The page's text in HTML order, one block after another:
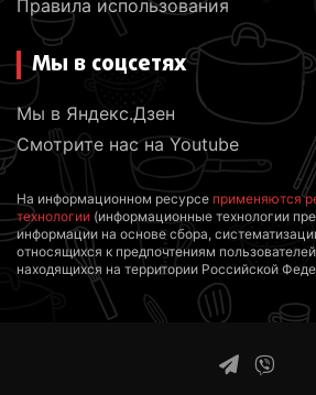
Правила использования
Мы в соцсетях
Мы в Яндекс.Дзен
Смотрите нас на Youtube
На информационном ресурсе применяются
технологии (информационные технологии
информации на основе сбора,
относящихся к предпочтениям
находящихся на территории Российской